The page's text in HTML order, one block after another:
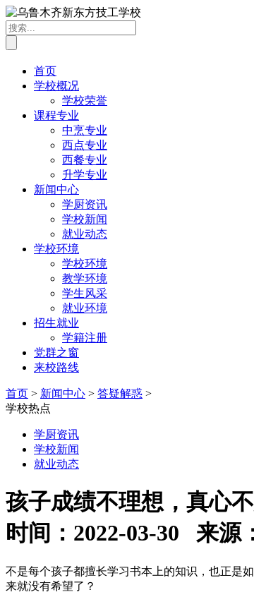
首页
学校概况
学校荣誉
课程专业
中烹专业
西点专业
西餐专业
升学专业
新闻中心
学厨资讯
学校新闻
就业动态
学校环境
学校环境
教学环境
学生风采
就业环境
招生就业
学籍注册
党群之窗
来校路线
首页 > 新闻中心 > 答疑解惑 >
学校热点
学厨资讯
学校新闻
就业动态
孩子成绩不理想，真心
时间：2022-03-30 来源
不是每个孩子都擅长学习书本上的知识，也正是
来就没有希望了？